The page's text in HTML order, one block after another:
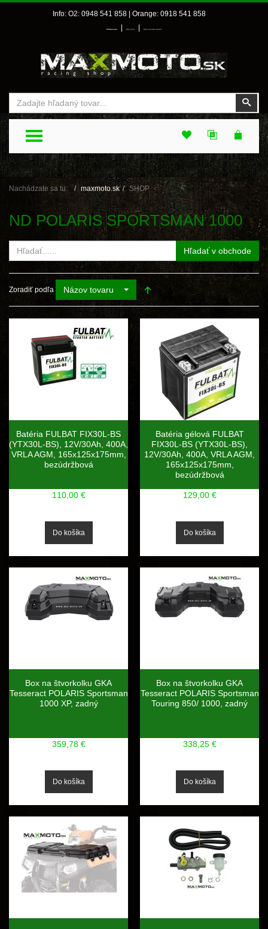
Info: O2: 0948 541 858 | Orange: 0918 541 858
Prihlásenie Môj účet Môj zoznam prianí
TOGGLE MENU
Nachádzate sa tu: maxmoto.sk SHOP
ND POLARIS SPORTSMAN 1000
Hľadať v obchode
Zoradiť podľa Názov tovaru
Batéria FULBAT FIX30L-BS
(YTX30L-BS), 12V/30Ah, 400A,
VRLA AGM, 165x125x175mm,
bezúdržbová
110,00 €
Batéria gélová FULBAT
FIX30L-BS (YTX30L-BS),
12V/30Ah, 400A, VRLA AGM,
165x125x175mm,
bezúdržbová
129,00 €
Box na štvorkolku GKA
Tesseract POLARIS Sportsman
1000 XP, zadný
359,78 €
Box na štvorkolku GKA
Tesseract POLARIS Sportsman
Touring 850/ 1000, zadný
338,25 €